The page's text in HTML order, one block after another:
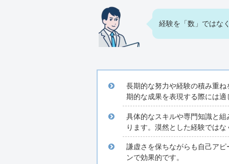
経験を「数」ではな
長期的な努力や経験の積み重
期的な成果を表現する際には適
具体的なスキルや専門知識と
ります。漠然とした経験では
謙虚さを保ちながらも自己ア
ンで効果的です。